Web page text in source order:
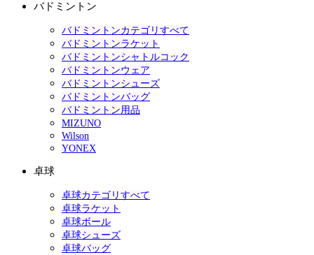
バドミントン
バドミントンカテゴリすべて
バドミントンラケット
バドミントンシャトルコック
バドミントンウェア
バドミントンシューズ
バドミントンバッグ
バドミントン用品
MIZUNO
Wilson
YONEX
卓球
卓球カテゴリすべて
卓球ラケット
卓球ボール
卓球シューズ
卓球バッグ